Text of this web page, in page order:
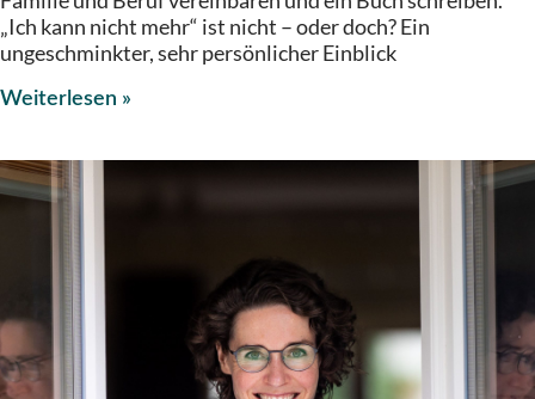
„Ich kann nicht mehr“ ist nicht – oder doch? Ein
ungeschminkter, sehr persönlicher Einblick
Weiterlesen »